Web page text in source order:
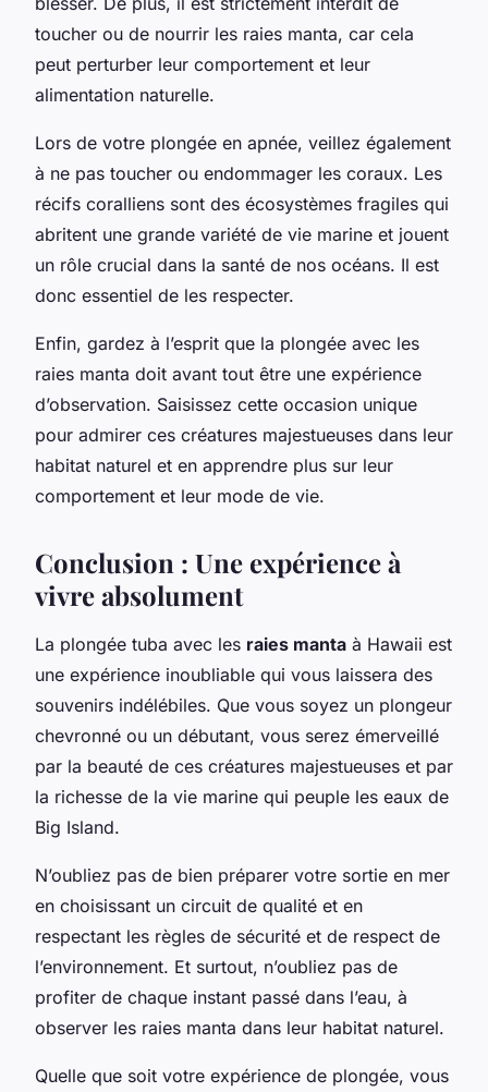
toucher ou de nourrir les raies manta, car cela
peut perturber leur comportement et leur
alimentation naturelle.
Lors de votre plongée en apnée, veillez également
à ne pas toucher ou endommager les coraux. Les
récifs coralliens sont des écosystèmes fragiles qui
abritent une grande variété de vie marine et jouent
un rôle crucial dans la santé de nos océans. Il est
donc essentiel de les respecter.
Enfin, gardez à l’esprit que la plongée avec les
raies manta doit avant tout être une expérience
d’observation. Saisissez cette occasion unique
pour admirer ces créatures majestueuses dans leur
habitat naturel et en apprendre plus sur leur
comportement et leur mode de vie.
Conclusion : Une expérience à
vivre absolument
La plongée tuba avec les raies manta à Hawaii est
une expérience inoubliable qui vous laissera des
souvenirs indélébiles. Que vous soyez un plongeur
chevronné ou un débutant, vous serez émerveillé
par la beauté de ces créatures majestueuses et par
la richesse de la vie marine qui peuple les eaux de
Big Island.
N’oubliez pas de bien préparer votre sortie en mer
en choisissant un circuit de qualité et en
respectant les règles de sécurité et de respect de
l’environnement. Et surtout, n’oubliez pas de
profiter de chaque instant passé dans l’eau, à
observer les raies manta dans leur habitat naturel.
Quelle que soit votre expérience de plongée, vous